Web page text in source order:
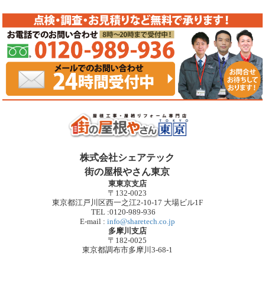
株式会社シェアテック
街の屋根やさん東京
東東京支店
〒132-0023
東京都江戸川区西一之江2-10-17 大場ビル1F
TEL :0120-989-936
E-mail : info@sharetech.co.jp
多摩川支店
〒182-0025
東京都調布市多摩川3-68-1